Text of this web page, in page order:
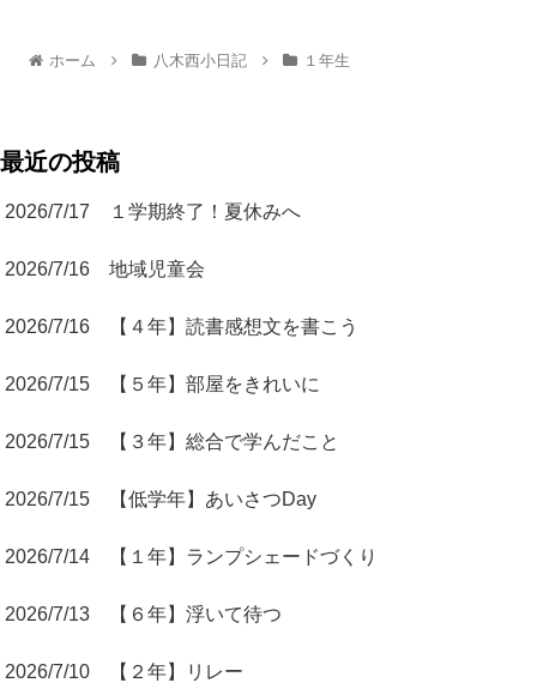
ホーム 八木西小日記 １年生
最近の投稿
2026/7/17 １学期終了！夏休みへ
2026/7/16 地域児童会
2026/7/16 【４年】読書感想文を書こう
2026/7/15 【５年】部屋をきれいに
2026/7/15 【３年】総合で学んだこと
2026/7/15 【低学年】あいさつDay
2026/7/14 【１年】ランプシェードづくり
2026/7/13 【６年】浮いて待つ
2026/7/10 【２年】リレー